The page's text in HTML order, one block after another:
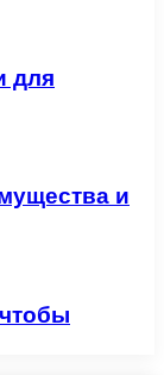
для
и